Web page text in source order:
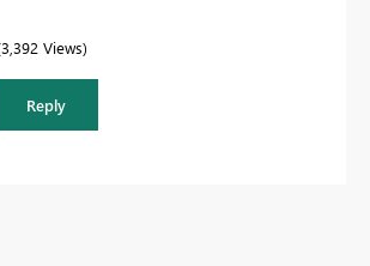
3,392 Views
Reply